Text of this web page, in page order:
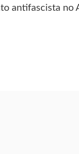
antifascista no